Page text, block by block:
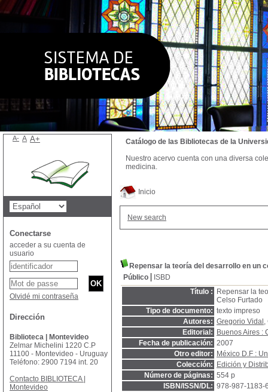
Inicio
New search
Repensar la teoría del desarrollo en un
Público
ISBD
Título :
Repensar la
Celso Furtado
Tipo de documento: texto impreso
Autores: Gregorio Vidal ,
Editorial:
Buenos Aires :
Fecha de publicación: 2007
Otro editor:
México D.F :
Colección:
Edición y
Número de páginas: 554 p
ISBN/ISSN/DL: 978-987-1183-
Catálogo de las Bibliotecas de la
Nuestro acervo cuenta con una diversa
medicina.
A- A A+
Conectarse
acceder a su cuenta de
usuario
Olvidé mi contraseña
Dirección
Biblioteca | Montevideo
Zelmar Michelini 1220 C.P
11100 - Montevideo - Uruguay
Teléfono: 2900 7194 int. 20
Contacto BIBLIOTECA |
Montevideo